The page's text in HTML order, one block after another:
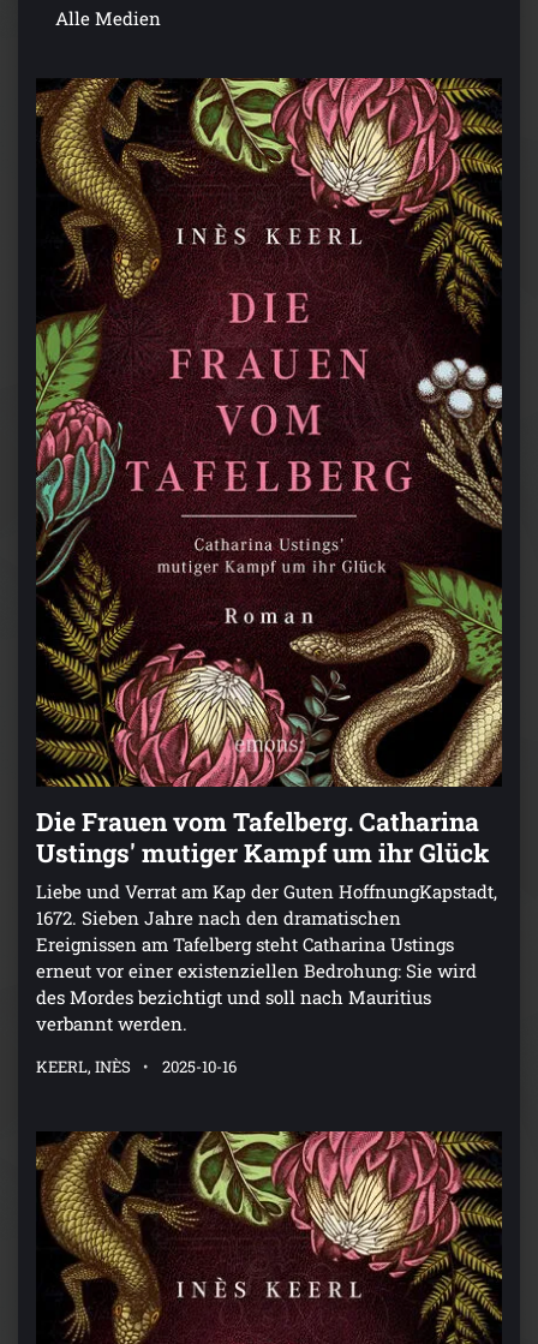
Alle Medien
Die Frauen vom Tafelberg. Catharina
Ustings' mutiger Kampf um ihr Glück
Liebe und Verrat am Kap der Guten HoffnungKapstadt,
1672. Sieben Jahre nach den dramatischen
Ereignissen am Tafelberg steht Catharina Ustings
erneut vor einer existenziellen Bedrohung: Sie wird
des Mordes bezichtigt und soll nach Mauritius
verbannt werden.
KEERL, INÈS 2025-10-16